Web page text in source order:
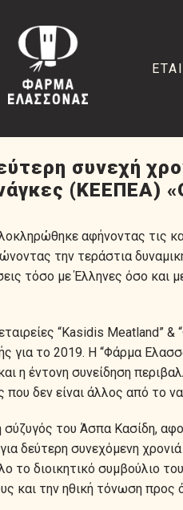
συνεχή
(ΚΕΕΠΕΑ)
αφήνοντας τις
την τεράστια
τόσο με Έλληνες όσο
“Kasidis Meatland”
για το 2019. Η “Φάρμα
η έντονη συνείδηση
δεν είναι άλλος από το
σύζυγός του Άσπα Κασίδη,
δεύτερη συνεχόμενη
διοικητικό συμβούλιο
και την ηθική τόνωση